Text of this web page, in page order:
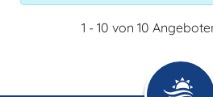
1 - 10 von 10